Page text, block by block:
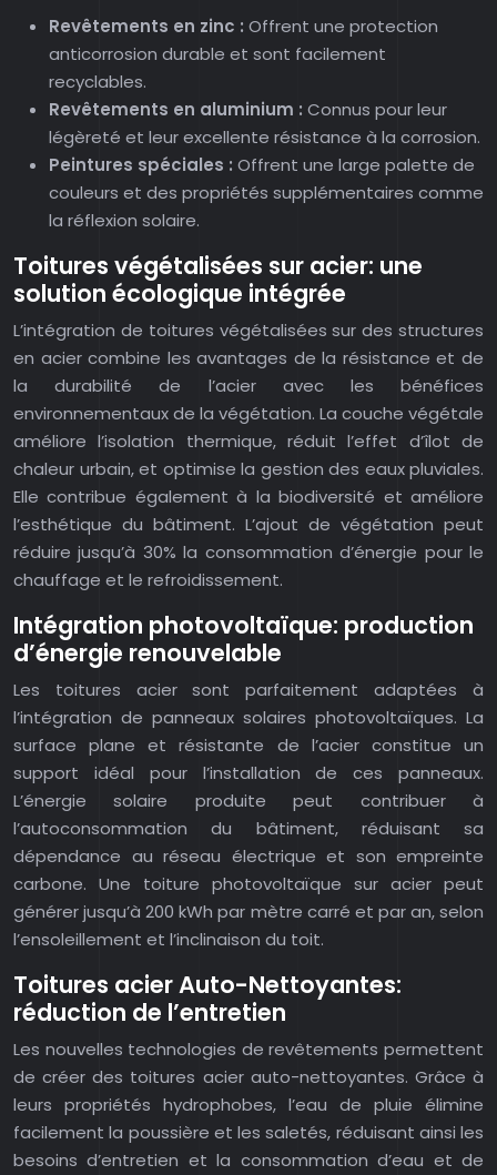
Revêtements en zinc : Offrent une protection
anticorrosion durable et sont facilement
recyclables.
Revêtements en aluminium : Connus pour leur
légèreté et leur excellente résistance à la corrosion.
Peintures spéciales : Offrent une large palette de
couleurs et des propriétés supplémentaires comme
la réflexion solaire.
Toitures végétalisées sur acier: une
solution écologique intégrée
L’intégration de toitures végétalisées sur des structures
en acier combine les avantages de la résistance et de
la durabilité de l’acier avec les bénéfices
environnementaux de la végétation. La couche végétale
améliore l’isolation thermique, réduit l’effet d’îlot de
chaleur urbain, et optimise la gestion des eaux pluviales.
Elle contribue également à la biodiversité et améliore
l’esthétique du bâtiment. L’ajout de végétation peut
réduire jusqu’à 30% la consommation d’énergie pour le
chauffage et le refroidissement.
Intégration photovoltaïque: production
d’énergie renouvelable
Les toitures acier sont parfaitement adaptées à
l’intégration de panneaux solaires photovoltaïques. La
surface plane et résistante de l’acier constitue un
support idéal pour l’installation de ces panneaux.
L’énergie solaire produite peut contribuer à
l’autoconsommation du bâtiment, réduisant sa
dépendance au réseau électrique et son empreinte
carbone. Une toiture photovoltaïque sur acier peut
générer jusqu’à 200 kWh par mètre carré et par an, selon
l’ensoleillement et l’inclinaison du toit.
Toitures acier Auto-Nettoyantes:
réduction de l’entretien
Les nouvelles technologies de revêtements permettent
de créer des toitures acier auto-nettoyantes. Grâce à
leurs propriétés hydrophobes, l’eau de pluie élimine
facilement la poussière et les saletés, réduisant ainsi les
besoins d’entretien et la consommation d’eau et de